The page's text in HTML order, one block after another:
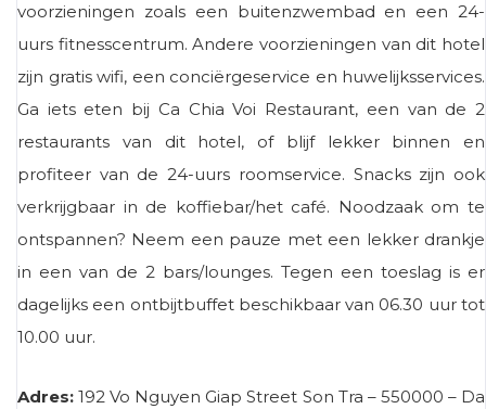
voorzieningen zoals een buitenzwembad en een 24-
uurs fitnesscentrum. Andere voorzieningen van dit hotel
zijn gratis wifi, een conciërgeservice en huwelijksservices.
Ga iets eten bij Ca Chia Voi Restaurant, een van de 2
restaurants van dit hotel, of blijf lekker binnen en
profiteer van de 24-uurs roomservice. Snacks zijn ook
verkrijgbaar in de koffiebar/het café. Noodzaak om te
ontspannen? Neem een ​​pauze met een lekker drankje
in een van de 2 bars/lounges. Tegen een toeslag is er
dagelijks een ontbijtbuffet beschikbaar van 06.30 uur tot
10.00 uur.
Adres: 192 Vo Nguyen Giap Street Son Tra – 550000 – Da